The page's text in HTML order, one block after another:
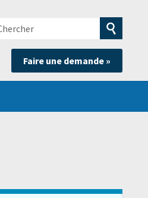
Soumettre
la
recherche
Faire une demande »